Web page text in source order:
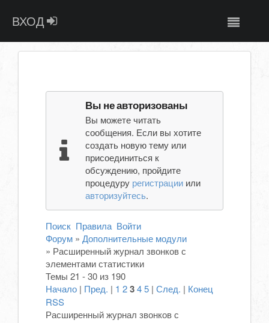
ВХОД
Вы не авторизованы
Вы можете читать
сообщения. Если вы хотите
создать новую тему или
присоединиться к
обсуждению, пройдите
процедуру регистрацииили
авторизуйтесь.
Поиск Правила Войти
Форум » Дополнительные модули
» Расширенный журнал звонков с
элементами статистики
Темы 21 - 30 из 190
Начало | Пред. | 1 2345 | След. | Конец
RSS
Расширенный журнал звонков с